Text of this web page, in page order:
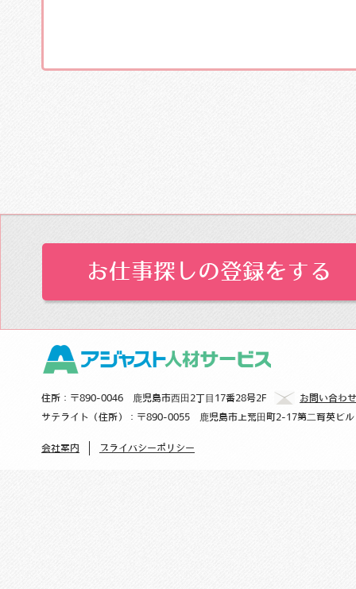
お仕事探しの登録をする
住所：〒890-0046 鹿児島市西田2丁目17番28号2F mail
お問い合わ
サテライト（住所）：〒890-0055 鹿児島市上荒田町2-17第二育英ビル
会社案内 プライバシーポリシー